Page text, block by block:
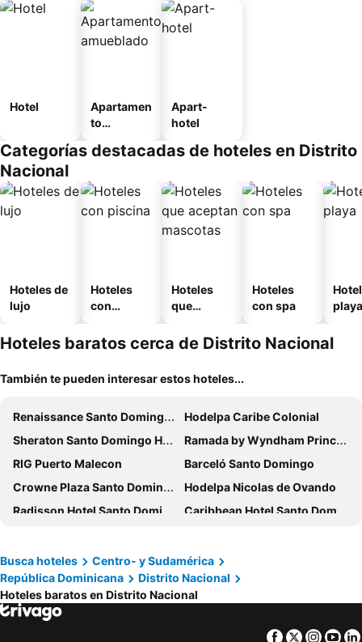
Hotel
Apartamen
to
o
Apart-
hotel
Categorías destacadas de hoteles en Distrito
Nacional
Hoteles de
lujo
Hoteles
con
Hoteles
que
mascotas
Hoteles
con spa
playa
Hoteles baratos cerca de Distrito Nacional
También te pueden interesar estos hoteles...
Renaissance Santo Domingo Jaragua Hotel & Casino
Hodelpa Caribe Colonial
Sheraton Santo Domingo Hotel
Ramada by Wyndham Princess Santo Domingo
RIG Puerto Malecon
Barceló Santo Domingo
Crowne Plaza Santo Domingo By Ihg
Hodelpa Nicolas de Ovando
Radisson Hotel Santo Domingo
Caribbean Hotel Santo Domingo
Hotel La Colonia
Hotel Discovery
Hotel Plaza Kavia
Hotel Empyrean Art Deco by Faranda Boutique
El Embajador, a Royal Hideaway Hotel
Weston Suites Hotel
Busca hoteles
Centro- y Sudamérica
República Dominicana
Distrito Nacional
Hoteles baratos en Distrito Nacional
Facebook
Twitter